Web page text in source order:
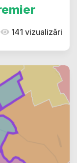
141 vizualizări